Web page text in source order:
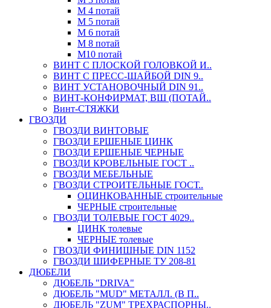
М 4 потай
М 5 потай
М 6 потай
М 8 потай
М10 потай
ВИНТ С ПЛОСКОЙ ГОЛОВКОЙ И..
ВИНТ С ПРЕСС-ШАЙБОЙ DIN 9..
ВИНТ УСТАНОВОЧНЫЙ DIN 91..
ВИНТ-КОНФИРМАТ, ВШ (ПОТАЙ..
Винт-СТЯЖКИ
ГВОЗДИ
ГВОЗДИ ВИНТОВЫЕ
ГВОЗДИ ЕРШЕНЫЕ ЦИНК
ГВОЗДИ ЕРШЕНЫЕ ЧЕРНЫЕ
ГВОЗДИ КРОВЕЛЬНЫЕ ГОСТ ..
ГВОЗДИ МЕБЕЛЬНЫЕ
ГВОЗДИ СТРОИТЕЛЬНЫЕ ГОСТ..
ОЦИНКОВАННЫЕ строительные
ЧЕРНЫЕ строительные
ГВОЗДИ ТОЛЕВЫЕ ГОСТ 4029..
ЦИНК толевые
ЧЕРНЫЕ толевые
ГВОЗДИ ФИНИШНЫЕ DIN 1152
ГВОЗДИ ШИФЕРНЫЕ ТУ 208-81
ДЮБЕЛИ
ДЮБЕЛЬ "DRIVA"
ДЮБЕЛЬ "MUD" МЕТАЛЛ. (В П..
ДЮБЕЛЬ "ZUM" ТРЕХРАСПОРНЫ..